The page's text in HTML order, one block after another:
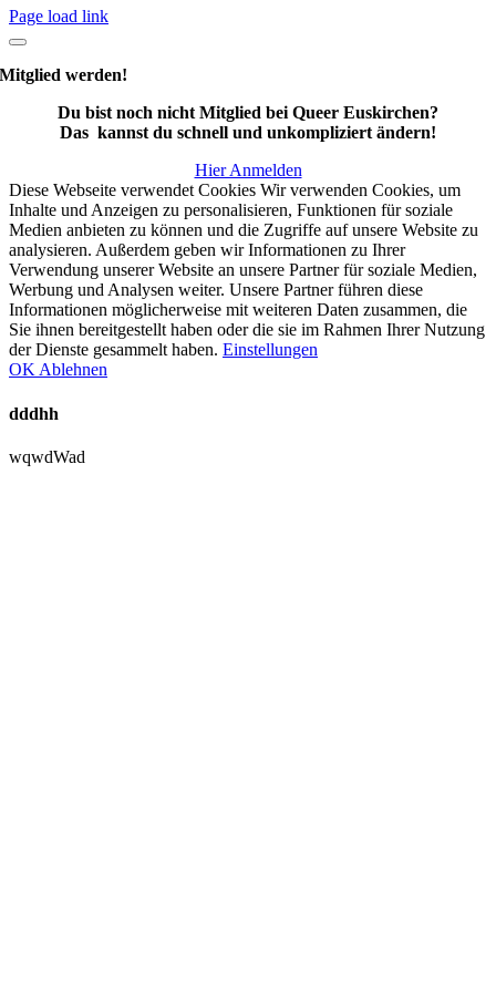
Page load link
Mitglied werden!
Du bist noch nicht Mitglied bei Queer Euskirchen?
Das kannst du schnell und unkompliziert ändern!
Hier Anmelden
Diese Webseite verwendet Cookies Wir verwenden Cookies, um
Inhalte und Anzeigen zu personalisieren, Funktionen für soziale
Medien anbieten zu können und die Zugriffe auf unsere Website zu
analysieren. Außerdem geben wir Informationen zu Ihrer
Verwendung unserer Website an unsere Partner für soziale Medien,
Werbung und Analysen weiter. Unsere Partner führen diese
Informationen möglicherweise mit weiteren Daten zusammen, die
Sie ihnen bereitgestellt haben oder die sie im Rahmen Ihrer Nutzung
der Dienste gesammelt haben. Einstellungen
OK Ablehnen
dddhh
wqwdWad